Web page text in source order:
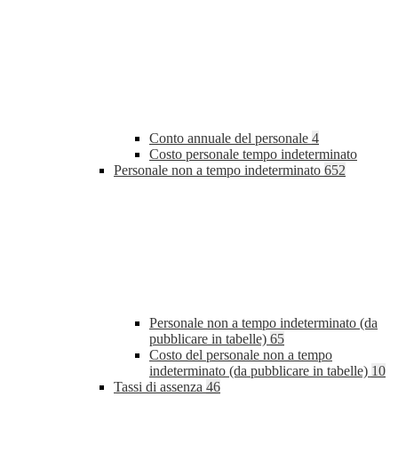
Conto annuale del personale 4
Costo personale tempo indeterminato
Personale non a tempo indeterminato 652
Personale non a tempo indeterminato (da
pubblicare in tabelle) 65
Costo del personale non a tempo
indeterminato (da pubblicare in tabelle) 10
Tassi di assenza 46